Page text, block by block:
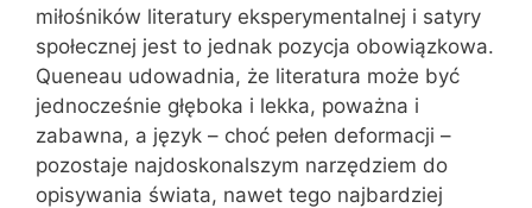
miłośników literatury eksperymentalnej i satyry
społecznej jest to jednak pozycja obowiązkowa.
Queneau udowadnia, że literatura może być
jednocześnie głęboka i lekka, poważna i
zabawna, a język – choć pełen deformacji –
pozostaje najdoskonalszym narzędziem do
opisywania świata, nawet tego najbardziej